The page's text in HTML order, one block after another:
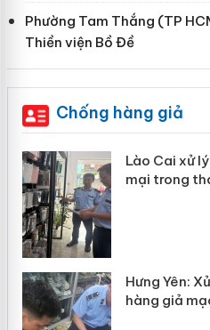
Phường Tam Thắng (TP
Thiền viện Bồ Đề
Chống hàng giả
Lào Cai xử
mại trong
Hưng Yên:
hàng giả